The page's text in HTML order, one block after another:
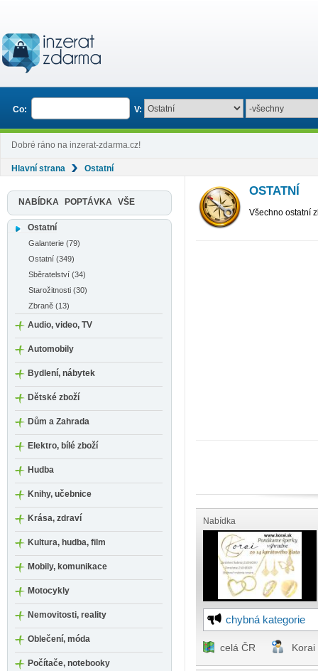
Co: V:
Dobré ráno na inzerat-zdarma.cz!
Hlavní strana Ostatní
NABÍDKA POPTÁVKA VŠE
Ostatní
Galanterie (79)
Ostatní (349)
Sběratelství (34)
Starožitnosti (30)
Zbraně (13)
Audio, video, TV
Automobily
Bydlení, nábytek
Dětské zboží
Dům a Zahrada
Elektro, bílé zboží
Hudba
Knihy, učebnice
Krása, zdraví
Kultura, hudba, film
Mobily, komunikace
Motocykly
Nemovitosti, reality
Oblečení, móda
Počítače, notebooky
OSTATNÍ
Všechno ostatní
Nabídka
chybná kategorie
celá ČR Korai